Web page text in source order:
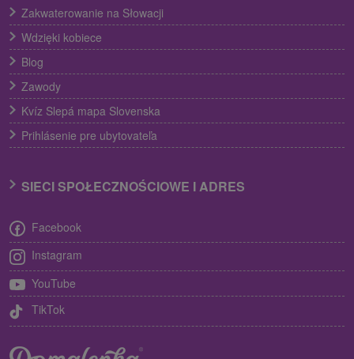
Zakwaterowanie na Słowacji
Wdzięki kobiece
Blog
Zawody
Kvíz Slepá mapa Slovenska
Prihlásenie pre ubytovateľa
SIECI SPOŁECZNOŚCIOWE I ADRES
Facebook
Instagram
YouTube
TikTok